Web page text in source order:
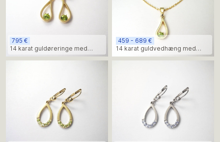
795 €
14 karat guldøreringe med
livlige grønne peridotsten
459 - 689 €
14 karat guldvedhæng med
grøn peridot – elegant buet